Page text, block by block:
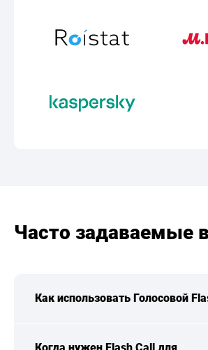
Часто задаваемые
Как использовать Голосовой